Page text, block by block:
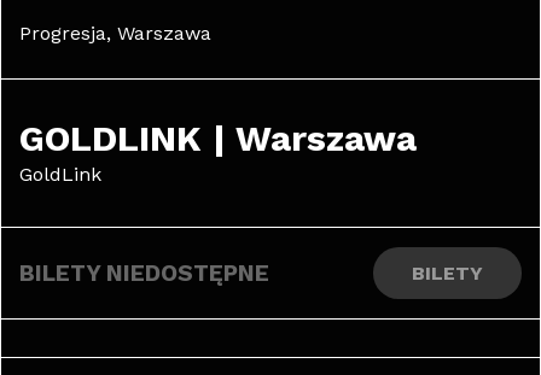
Progresja, Warszawa
GOLDLINK | Warszawa
GoldLink
BILETY NIEDOSTĘPNE BILETY